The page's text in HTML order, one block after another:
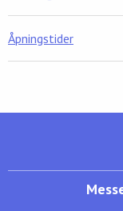
Åpningstider